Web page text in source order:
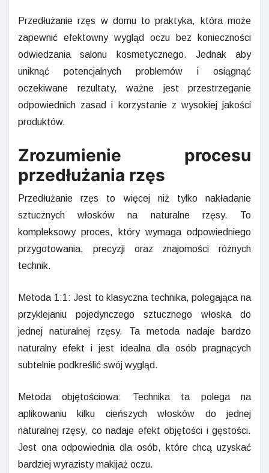
Przedłużanie rzęs w domu to praktyka, która może
zapewnić efektowny wygląd oczu bez konieczności
odwiedzania salonu kosmetycznego. Jednak aby
uniknąć potencjalnych problemów i osiągnąć
oczekiwane rezultaty, ważne jest przestrzeganie
odpowiednich zasad i korzystanie z wysokiej jakości
produktów.
Zrozumienie procesu
przedłużania rzęs
Przedłużanie rzęs to więcej niż tylko nakładanie
sztucznych włosków na naturalne rzęsy. To
kompleksowy proces, który wymaga odpowiedniego
przygotowania, precyzji oraz znajomości różnych
technik.
Metoda 1:1: Jest to klasyczna technika, polegająca na
przyklejaniu pojedynczego sztucznego włoska do
jednej naturalnej rzęsy. Ta metoda nadaje bardzo
naturalny efekt i jest idealna dla osób pragnących
subtelnie podkreślić swój wygląd.
Metoda objętościowa: Technika ta polega na
aplikowaniu kilku cieńszych włosków do jednej
naturalnej rzęsy, co nadaje efekt objętości i gęstości.
Jest ona odpowiednia dla osób, które chcą uzyskać
bardziej wyrazisty makijaż oczu.